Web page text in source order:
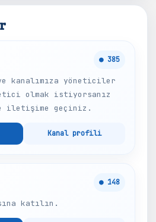
● 385
kanalımıza yöneticiler
olmak istiyorsanız
iletişime geçiniz.
Kanal profili
● 148
katılın.